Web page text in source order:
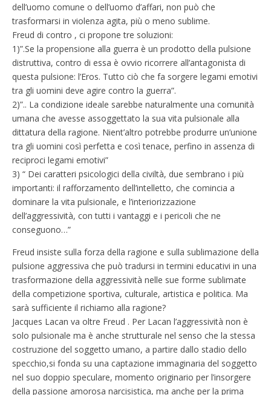
dell’uomo comune o dell’uomo d’affari, non può che
trasformarsi in violenza agita, più o meno sublime.
Freud di contro , ci propone tre soluzioni:
1)”.Se la propensione alla guerra è un prodotto della pulsione
distruttiva, contro di essa è ovvio ricorrere all’antagonista di
questa pulsione: l’Eros. Tutto ciò che fa sorgere legami emotivi
tra gli uomini deve agire contro la guerra”.
2)”.. La condizione ideale sarebbe naturalmente una comunità
umana che avesse assoggettato la sua vita pulsionale alla
dittatura della ragione. Nient’altro potrebbe produrre un’unione
tra gli uomini così perfetta e così tenace, perfino in assenza di
reciproci legami emotivi”
3) “ Dei caratteri psicologici della civiltà, due sembrano i più
importanti: il rafforzamento dell’intelletto, che comincia a
dominare la vita pulsionale, e l’interiorizzazione
dell’aggressività, con tutti i vantaggi e i pericoli che ne
conseguono…”
Freud insiste sulla forza della ragione e sulla sublimazione della
pulsione aggressiva che può tradursi in termini educativi in una
trasformazione della aggressività nelle sue forme sublimate
della competizione sportiva, culturale, artistica e politica. Ma
sarà sufficiente il richiamo alla ragione?
Jacques Lacan va oltre Freud . Per Lacan l’aggressività non è
solo pulsionale ma è anche strutturale nel senso che la stessa
costruzione del soggetto umano, a partire dallo stadio dello
specchio,si fonda su una captazione immaginaria del soggetto
nel suo doppio speculare, momento originario per l’insorgere
della passione amorosa narcisistica, ma anche per la prima